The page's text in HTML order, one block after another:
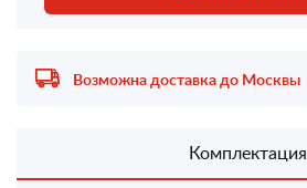
Возможна доставка до Москвы
Комплектация